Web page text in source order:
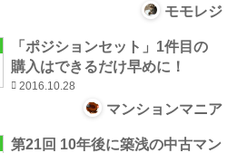
モモレジ
「ポジションセット」1件目の
購入はできるだけ早めに！
2016.10.28
マンションマニア
第21回 10年後に築浅の中古マン